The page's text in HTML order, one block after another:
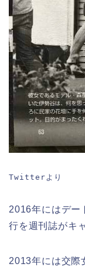
Twitterより
2016年にはデー
行を週刊誌がキ
2013年には交際